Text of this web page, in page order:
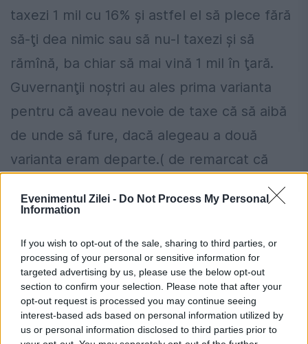
Evenimentul Zilei - Do Not Process My Personal
Information
If you wish to opt-out of the sale, sharing to third parties, or
processing of your personal or sensitive information for
targeted advertising by us, please use the below opt-out
section to confirm your selection. Please note that after your
opt-out request is processed you may continue seeing
interest-based ads based on personal information utilized by
us or personal information disclosed to third parties prior to
taxezi 1 mil cu 16% şi astfel el să plece fără
să-ţi dea nimic sau să nu-l taxezi şi să
rămînă, ba chiar să mai vină 1 mil în ţară.
Guvernanţii noştri au ales prima varianta
pentru că aveau nevoie de taxe că să aibă
de unde să fure, dacă alegeau a două
varianta eram departe.( de remarcat că
impozitul pe dividente îl plătesc la noi toţi
amărîţii cu un srl, ei nu au cum să-şi facă
să merite, merită doar pentru dividente de
milioane de dolari, aşa că guvernanţii fură
doar de la ei)
Ceea ce spune Ţiriac este că firmele lui au